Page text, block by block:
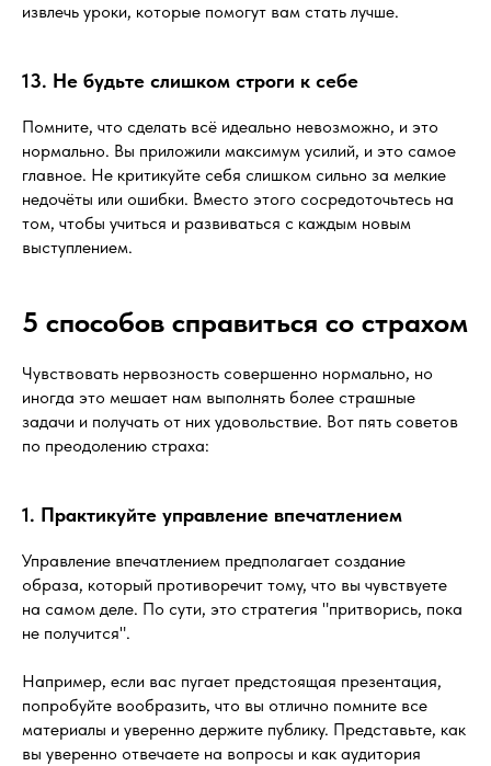
извлечь уроки, которые помогут вам стать лучше.
13. Не будьте слишком строги к себе
Помните, что сделать всё идеально невозможно, и это
нормально. Вы приложили максимум усилий, и это самое
главное. Не критикуйте себя слишком сильно за мелкие
недочёты или ошибки. Вместо этого сосредоточьтесь на
том, чтобы учиться и развиваться с каждым новым
выступлением.
5 способов справиться со страхом
Чувствовать нервозность совершенно нормально, но
иногда это мешает нам выполнять более страшные
задачи и получать от них удовольствие. Вот пять советов
по преодолению страха:
1. Практикуйте управление впечатлением
Управление впечатлением предполагает создание
образа, который противоречит тому, что вы чувствуете
на самом деле. По сути, это стратегия "притворись, пока
не получится".
Например, если вас пугает предстоящая презентация,
попробуйте вообразить, что вы отлично помните все
материалы и уверенно держите публику. Представьте, как
вы уверенно отвечаете на вопросы и как аудитория